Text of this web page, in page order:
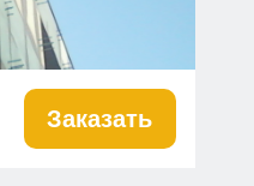
Заказать